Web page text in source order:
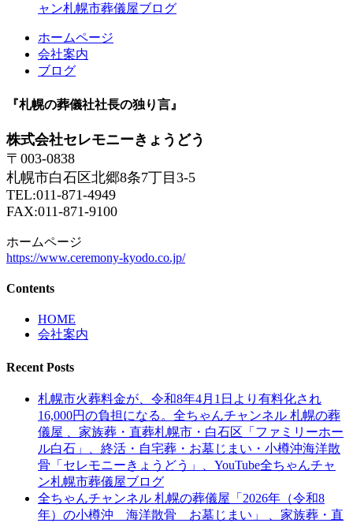
ャン札幌市葬儀屋ブログ
ホームページ
会社案内
ブログ
『札幌の葬儀社社長の独り言』
株式会社セレモニーきょうどう
〒003-0838
札幌市白石区北郷8条7丁目3-5
TEL:011-871-4949
FAX:011-871-9100
ホームページ
https://www.ceremony-kyodo.co.jp/
Contents
HOME
会社案内
Recent Posts
札幌市火葬料金が、令和8年4月1日より有料化され
16,000円の負担になる。全ちゃんチャンネル 札幌の葬
儀屋 、家族葬・直葬札幌市・白石区「ファミリーホー
ル白石」、終活・自宅葬・お墓じまい・小樽沖海洋散
骨「セレモニーきょうどう」、YouTube全ちゃんチャ
ン札幌市葬儀屋ブログ
全ちゃんチャンネル 札幌の葬儀屋「2026年（令和8
年）の小樽沖 海洋散骨 お墓じまい」 、家族葬・直